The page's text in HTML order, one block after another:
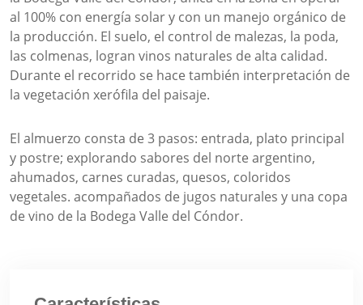
al 100% con energía solar y con un manejo orgánico de
la producción. El suelo, el control de malezas, la poda,
las colmenas, logran vinos naturales de alta calidad.
Durante el recorrido se hace también interpretación de
la vegetación xerófila del paisaje.
El almuerzo consta de 3 pasos: entrada, plato principal
y postre; explorando sabores del norte argentino,
ahumados, carnes curadas, quesos, coloridos
vegetales. acompañados de jugos naturales y una copa
de vino de la Bodega Valle del Cóndor.